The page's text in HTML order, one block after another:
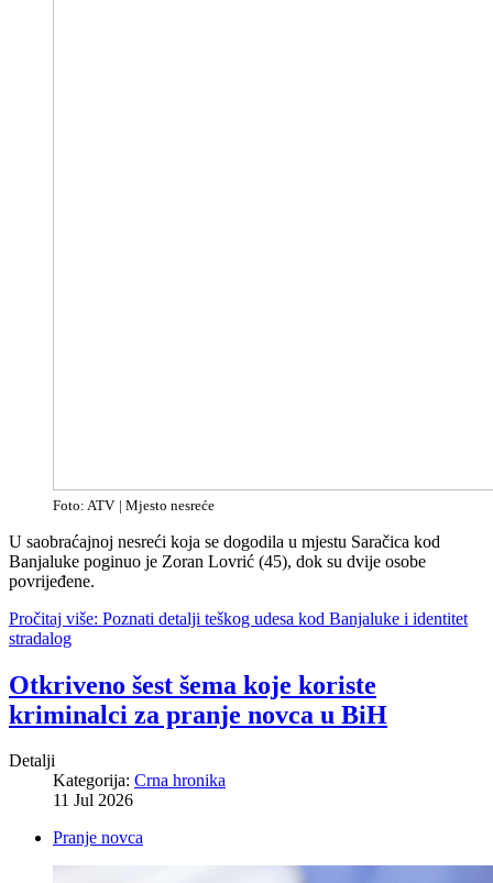
Foto: ATV | Mjesto nesreće
U saobraćajnoj nesreći koja se dogodila u mjestu Saračica kod
Banjaluke poginuo je Zoran Lovrić (45), dok su dvije osobe
povrijeđene.
Pročitaj više: Poznati detalji teškog udesa kod Banjaluke i identitet
stradalog
Otkriveno šest šema koje koriste
kriminalci za pranje novca u BiH
Detalji
Kategorija: Crna hronika
11 Jul 2026
Pranje novca